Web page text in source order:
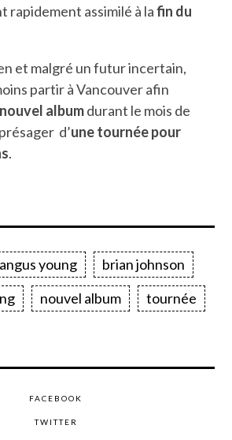
6.8
rapidement assimilé à lafin du
et malgré un futur incertain,
partir à Vancouver afin
nouvel albumdurant le mois de
d’une tournée pour
.
angus young
brian johnson
nouvel album tournée
FACEBOOK
TWITTER